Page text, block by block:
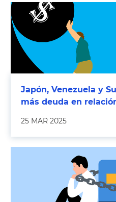
Japón, Venezuela y
más deuda en
25 MAR 2025